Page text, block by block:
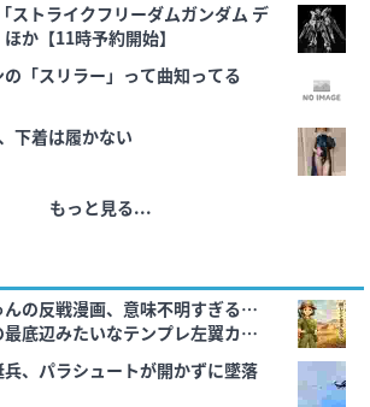
ストライクフリーダムガンダム デ
か【11時予約開始】
「スリラー」って曲知ってる
下着は履かない
もっと見る...
んの反戦漫画、意味不明すぎる…
底辺みたいなテンプレ左翼カル
なくなってる」
兵、パラシュートが開かずに墜落